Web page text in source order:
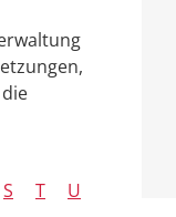
S T U